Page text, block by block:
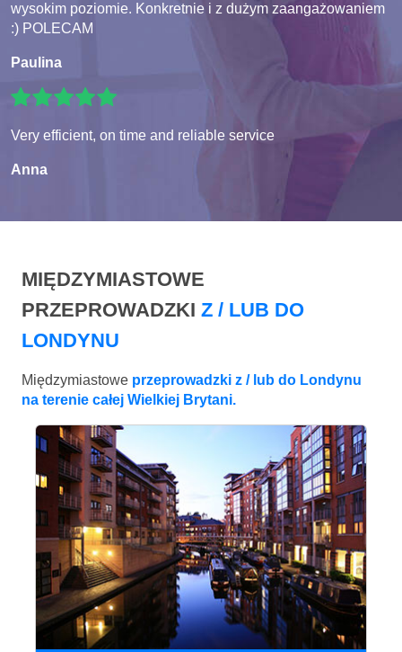
wysokim poziomie. Konkretnie i z dużym zaangażowaniem
:) POLECAM
Paulina
Very efficient, on time and reliable service
Anna
MIĘDZYMIASTOWE
PRZEPROWADZKI Z / LUB DO
LONDYNU
Międzymiastowe przeprowadzki z / lub do Londynu
na terenie całej Wielkiej Brytani.